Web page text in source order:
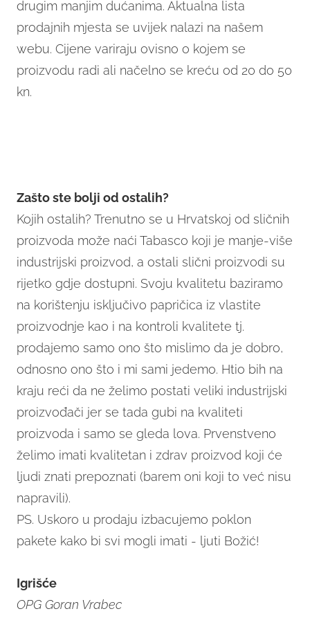
drugim manjim dućanima. Aktualna lista
prodajnih mjesta se uvijek nalazi na našem
webu. Cijene variraju ovisno o kojem se
proizvodu radi ali načelno se kreću od 20 do 50
kn.
Zašto ste bolji od ostalih?
Kojih ostalih? Trenutno se u Hrvatskoj od sličnih
proizvoda može naći Tabasco koji je manje-više
industrijski proizvod, a ostali slični proizvodi su
rijetko gdje dostupni. Svoju kvalitetu baziramo
na korištenju isključivo papričica iz vlastite
proizvodnje kao i na kontroli kvalitete tj.
prodajemo samo ono što mislimo da je dobro,
odnosno ono što i mi sami jedemo. Htio bih na
kraju reći da ne želimo postati veliki industrijski
proizvođači jer se tada gubi na kvaliteti
proizvoda i samo se gleda lova. Prvenstveno
želimo imati kvalitetan i zdrav proizvod koji će
ljudi znati prepoznati (barem oni koji to već nisu
napravili).
PS. Uskoro u prodaju izbacujemo poklon
pakete kako bi svi mogli imati - ljuti Božić!
Igrišće
OPG Goran Vrabec